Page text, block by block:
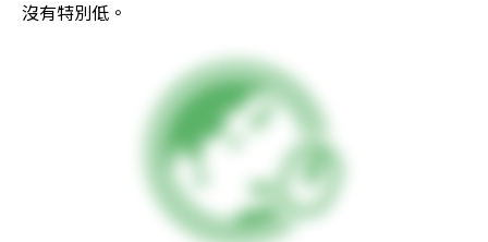
沒有特別低。